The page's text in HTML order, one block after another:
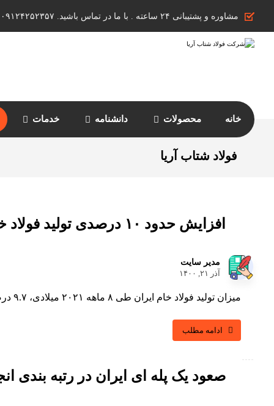
مشاوره و پشتیبانی ۲۴ ساعته . با ما در تماس باشید. ۰۹۱۲۴۲۵۲۳۵۷
خانه محصولات دانشنامه خدمات
فولاد شتاب آریا
افزایش حدود ۱۰ درصدی تولید فولاد خام ایران در هشت ماه ۲۰۲۱
مدیر سایت
آذر ۲۱, ۱۴۰۰
میزان تولید فولاد خام ایران طی ۸ ماهه ۲۰۲۱ میلادی، ۹.۷ درصد افزایش یافت. به گزارش «فولادشتاب» به نقل از ...
ادامه مطلب
صعود یک پله ای ایران در رتبه بندی